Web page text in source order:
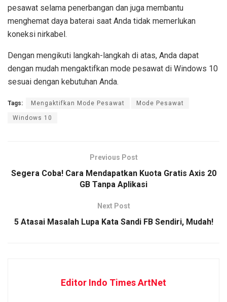
pesawat selama penerbangan dan juga membantu
menghemat daya baterai saat Anda tidak memerlukan
koneksi nirkabel.
Dengan mengikuti langkah-langkah di atas, Anda dapat
dengan mudah mengaktifkan mode pesawat di Windows 10
sesuai dengan kebutuhan Anda.
Tags: Mengaktifkan Mode Pesawat Mode Pesawat
Windows 10
Previous Post
Segera Coba! Cara Mendapatkan Kuota Gratis Axis 20
GB Tanpa Aplikasi
Next Post
5 Atasai Masalah Lupa Kata Sandi FB Sendiri, Mudah!
Editor Indo Times ArtNet